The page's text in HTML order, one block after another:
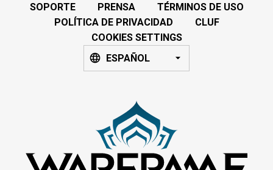
SOPORTE PRENSA
TÉRMINOS DE USO
POLÍTICA DE PRIVACIDAD
CLUF
COOKIES SETTINGS
ESPAÑOL